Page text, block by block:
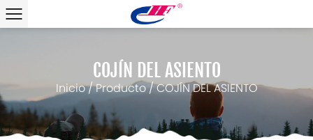
COJÍN DEL ASIENTO
Inicio/Producto/COJÍN DEL ASIENTO